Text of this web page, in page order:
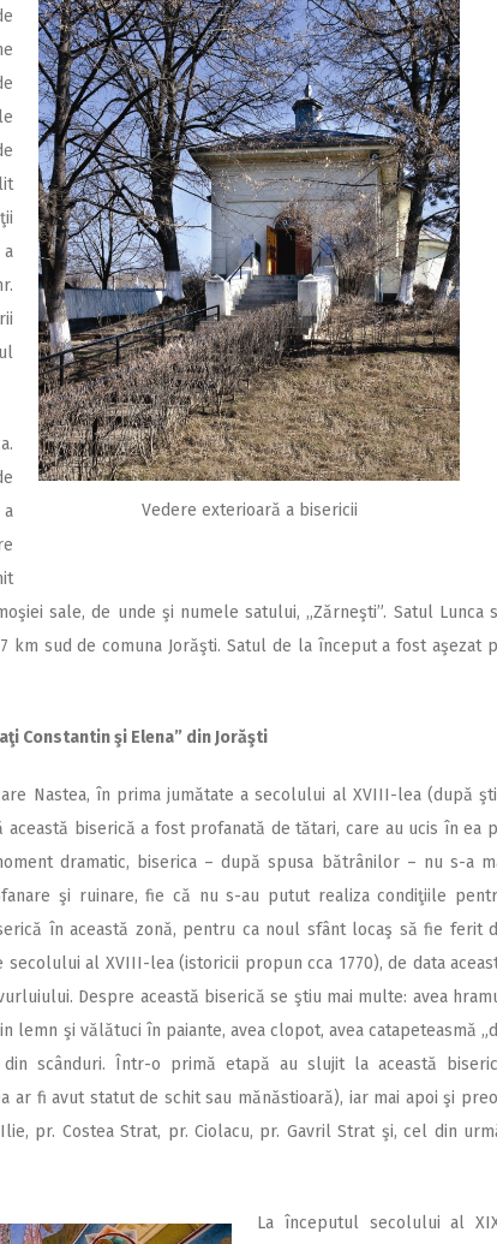
Vedere exterioară a bisericii
sale, de unde şi numele satului, ,,Zărneşti”. Satul Lunca
km sud de comuna Jorăşti. Satul de la început a fost aşezat
Constantin şi Elena” din Jorăşti
Nastea, în prima jumătate a secolului al XVIII-lea (după
biserică a fost profanată de tătari, care au ucis în ea
dramatic, biserica – după spusa bătrânilor – nu s-a
şi ruinare, fie că nu s-au putut realiza condiţiile
în această zonă, pentru ca noul sfânt locaş să fie ferit
al XVIII-lea (istoricii propun cca 1770), de data
Despre această biserică se ştiu mai multe: avea
lemn şi vălătuci în paiante, avea clopot, avea catapeteasmă
scânduri. Într-o primă etapă au slujit la această
ar fi avut statut de schit sau mănăstioară), iar mai apoi şi
pr. Costea Strat, pr. Ciolacu, pr. Gavril Strat şi, cel din
La începutul secolului al